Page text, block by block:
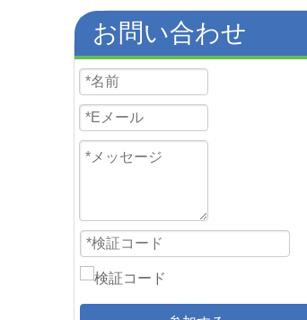
お問い合わせ